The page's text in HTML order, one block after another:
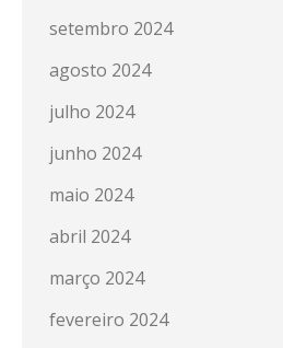
setembro 2024
agosto 2024
julho 2024
junho 2024
maio 2024
abril 2024
março 2024
fevereiro 2024